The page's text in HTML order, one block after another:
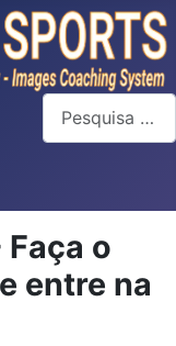
Pesquisar
Faça o
entre na